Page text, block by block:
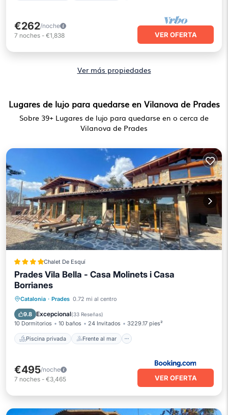
€262/noche
7 noches - €1,838 VER OFERTA
Ver más propiedades
Lugares de lujo para quedarse en Vilanova de Prades
Sobre 39+ Lugares de lujo para quedarse en o cerca de
Vilanova de Prades
Chalet De Esquí
Prades Vila Bella - Casa Molinets i Casa
Borrianes
Catalonia · Prades 0.72 mi al centro
9.8 Excepcional(33 Reseñas)
10 Dormitorios 10 baños 24 Invitados 3229.17 pies²
Piscina privada Frente al mar
Piscina privada
Frente al mar
Aparcamiento
€495/noche
7 noches - €3,465 VER OFERTA